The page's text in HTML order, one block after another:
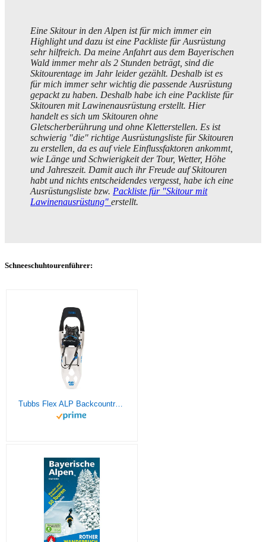
Eine Skitour in den Alpen ist für mich immer ein
Highlight und dazu ist eine Packliste für Ausrüstung
sehr hilfreich. Da meine Anfahrt aus dem Bayerischen
Wald immer mehr als 2 Stunden beträgt, sind die
Skitourentage im Jahr leider gezählt. Deshalb ist es
für mich immer sehr wichtig die passende Ausrüstung
gepackt zu haben. Deshalb habe ich eine Packliste für
Skitouren mit Lawinenausrüstung erstellt. Hier
handelt es sich um Skitouren ohne
Gletscherberührung und ohne Kletterstellen. Es ist
schwierig "die" richtige Ausrüstungsliste für Skitouren
zu erstellen, da es auf viele Einflussfaktoren ankommt,
wie Länge und Schwierigkeit der Tour, Wetter, Höhe
und Jahreszeit. Damit auch ihr Freude auf Skitouren
habt und nichts entscheidendes vergesst, habe ich eine
Ausrüstungsliste bzw. Packliste für "Skitour mit
Lawinenausrüstung"erstellt.
Schneeschuhtourenführer:
Tubbs Flex ALP Backcountry Schneeschuh